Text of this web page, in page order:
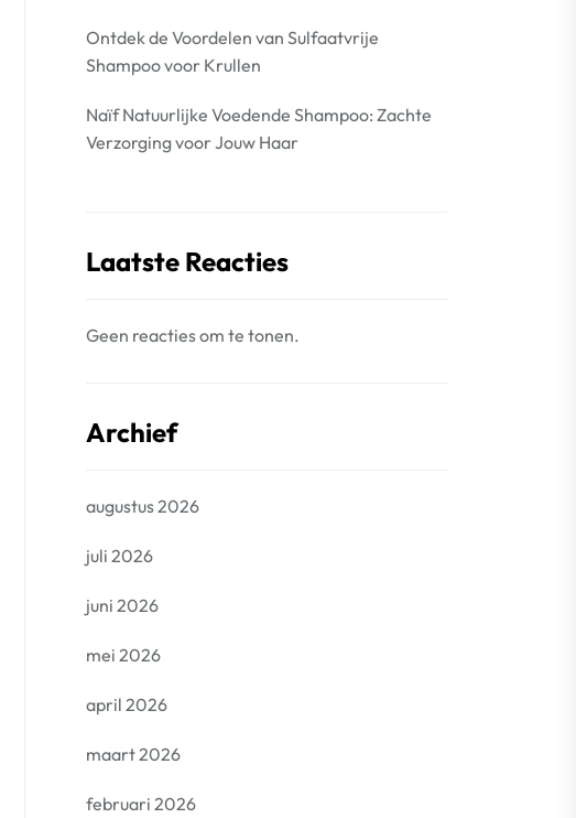
Ontdek de Voordelen van Sulfaatvrije
Shampoo voor Krullen
Naïf Natuurlijke Voedende Shampoo: Zachte
Verzorging voor Jouw Haar
Laatste Reacties
Geen reacties om te tonen.
Archief
augustus 2026
juli 2026
juni 2026
mei 2026
april 2026
maart 2026
februari 2026